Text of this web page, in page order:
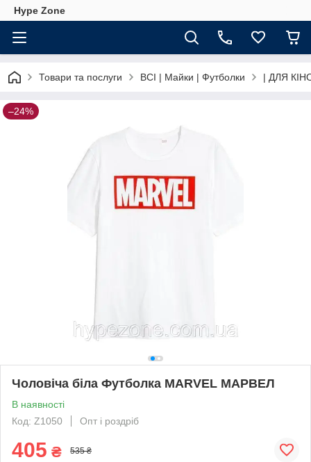
Hype Zone
Товари та послуги ВСІ | Майки | Футболки | ДЛЯ
–24%
Чоловіча біла Футболка MARVEL МАРВЕЛ
В наявності
Код: Z1050
Опт і роздріб
405 ₴ 535 ₴